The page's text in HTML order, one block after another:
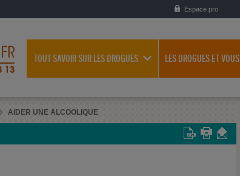
Espace pro
TOUT SAVOIR SUR LES DROGUES LES DROGUES ET VOUS
AIDER UNE ALCOOLIQUE